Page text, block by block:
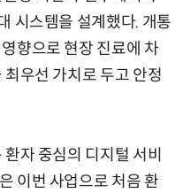
시스템을 설계했다. 개통
향으로 현장 진료에 차
우선 가치로 두고 안정
자 중심의 디지털 서비
이번 사업으로 처음 환